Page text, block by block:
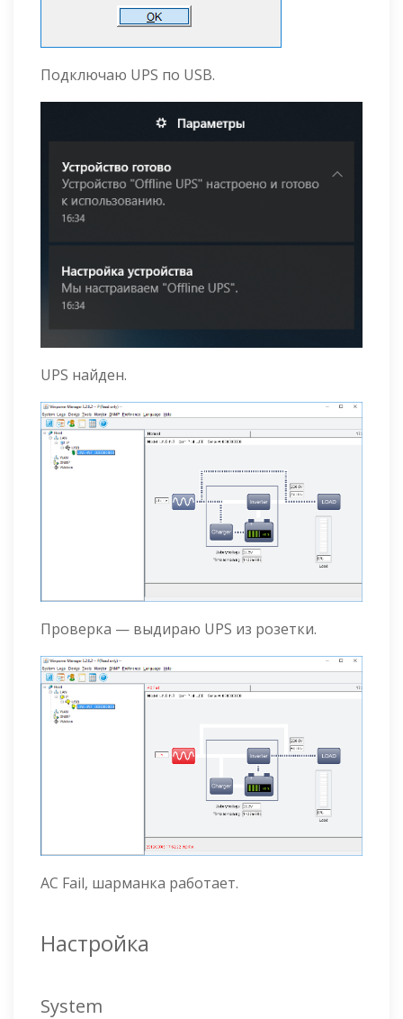
Подключаю UPS по USB.
UPS найден.
Проверка — выдираю UPS из розетки.
AC Fail, шарманка работает.
Настройка
System